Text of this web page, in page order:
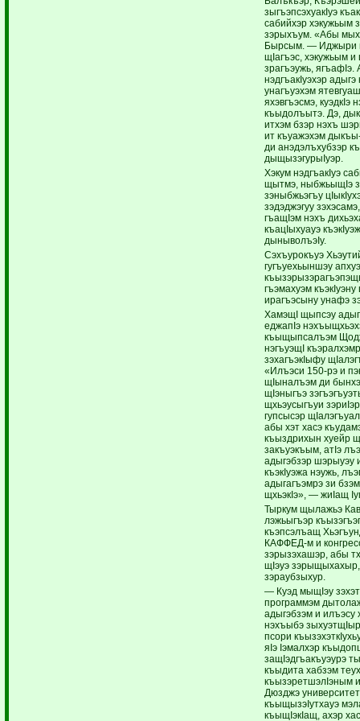
зыгъэпсэхуакIуэ
сабийхэр хэкужьым
зэрыхъум. «Абы
Бырсым. — Иджыри
щIагъэс, хэкужьым и
зрагъэужь,
нэдгъакIуэхэр
унагъуэхэм
яхэвгъэсмэ, куэдкIэ
къыдолъытэ. Дэ,
итхэм бзэр нэхъ
ит къуажэхэм
ди анэдэлъхубзэр
дыщызэгурыIуэр.
Хэкум нэдгъакIуэ
щытмэ, ныбжьыщIэ
зэныбжьэгъу
зэдэджэгуу
гъащIэм нэхъ
къацIыхуауэ
дыныволъэIу.
Сэхъурокъуэ
гугъуехьыншэу
гъэмахуэм
ирагъэсыну унафэ
ХамэщI щыпсэу
еджапIэ
къыщыпсалъэм
нэгъуэщI
зэхагъэкIыфу
«Илъэси 150-рэ и
щIыналъэм ди
щIэныгъэ
щхьэусыгъуи
гупсысэр
абы хэт хасэ
къыздрихын хуейр
закъуэкъым, атIэ
адыгэбзэр
къэкIуэжа нэужь,
адыгагъэмрэ зи
щхьэкIэ», — жиIащ
Тыркум щылажьэ
лэжьыгъэр
къэпсэлъащ
КАФФЕД-м и
зэрызэхашэр, абы
щIэуэ
зэраубзыхур.
— Куэд мыщIэу
программэм
адыгэбзэм и илъэсу
нэхъыбэ
псори
яIэ Iэмалхэр
защIэдгъакъуэурэ
къыдита хабзэм
къызэретшэлIэным
Дюзджэ
къыщызэIутхауэ
къыщIэкIащ, ахэр